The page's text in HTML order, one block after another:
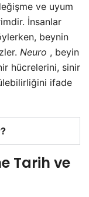
ve uyum
İnsanlar
beynin
Neuro , beyin
hücrelerini, sinir
ifade
Tarih ve